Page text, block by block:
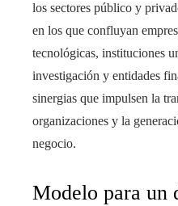
los sectores público y
en los que confluyan
tecnológicas, instituciones
investigación y entidades
sinergias que impulsen la
organizaciones y la
negocio.
Modelo para un